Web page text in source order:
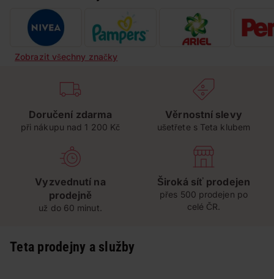
Zobrazit všechny značky
Doručení zdarma
při nákupu nad 1 200 Kč
Věrnostní slevy
ušetřete s Teta klubem
Vyzvednutí na
prodejně
už do 60 minut.
Široká síť prodejen
přes 500 prodejen po
celé ČR.
Teta prodejny a služby